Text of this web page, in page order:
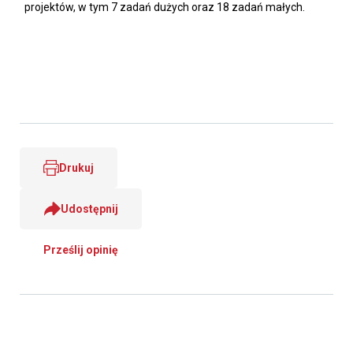
projektów, w tym 7 zadań dużych oraz 18 zadań małych.
Drukuj
Udostępnij
Prześlij opinię